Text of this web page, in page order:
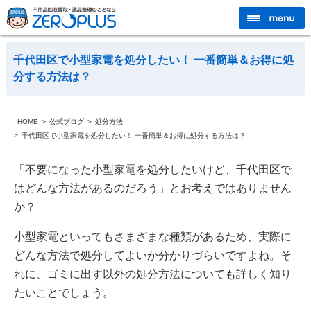
千代田区で小型家電を処分したい！ 一番簡単＆お得に処
分する方法は？
HOME 公式ブログ
処分方法
千代田区で小型家電を処分したい！ 一番簡単＆お得に処分する方法は？
「不要になった小型家電を処分したいけど、千代田区で
はどんな方法があるのだろう」とお考えではありません
か？
小型家電といってもさまざまな種類があるため、実際に
どんな方法で処分してよいか分かりづらいですよね。そ
れに、ゴミに出す以外の処分方法についても詳しく知り
たいことでしょう。